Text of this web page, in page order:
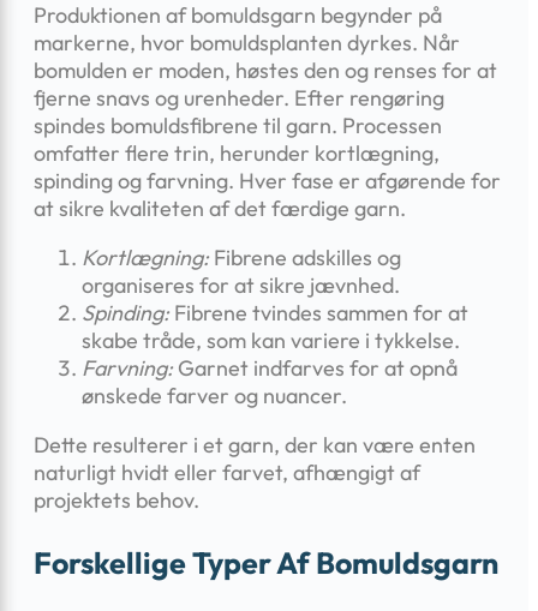
Produktionen af bomuldsgarn begynder på
markerne, hvor bomuldsplanten dyrkes. Når
bomulden er moden, høstes den og renses for at
fjerne snavs og urenheder. Efter rengøring
spindes bomuldsfibrene til garn. Processen
omfatter flere trin, herunder kortlægning,
spinding og farvning. Hver fase er afgørende for
at sikre kvaliteten af det færdige garn.
Kortlægning: Fibrene adskilles og
organiseres for at sikre jævnhed.
Spinding: Fibrene tvindes sammen for at
skabe tråde, som kan variere i tykkelse.
Farvning: Garnet indfarves for at opnå
ønskede farver og nuancer.
Dette resulterer i et garn, der kan være enten
naturligt hvidt eller farvet, afhængigt af
projektets behov.
Forskellige Typer Af Bomuldsgarn